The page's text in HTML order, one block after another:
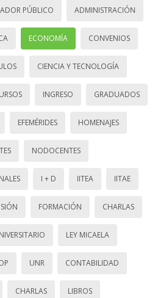
PÚBLICO ADMINISTRACIÓN
ECONOMÍA CONVENIOS
CIENCIA Y TECNOLOGÍA
INGRESO GRADUADOS
EFEMÉRIDES HOMENAJES
NODOCENTES
I + D IITEA IITAE
FORMACIÓN CHARLAS
LEY MICAELA
UNR CONTABILIDAD
CHARLAS LIBROS